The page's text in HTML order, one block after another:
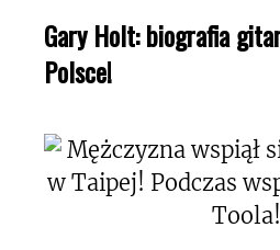
Gary Holt: biografia
Polsce!